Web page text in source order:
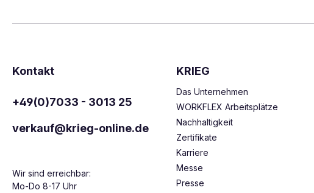
Kontakt
+49(0)7033 - 3013 25
verkauf@krieg-online.de
Wir sind erreichbar:
Mo-Do 8-17 Uhr
KRIEG
Das Unternehmen
WORKFLEX Arbeitsplätze
Nachhaltigkeit
Zertifikate
Karriere
Messe
Presse